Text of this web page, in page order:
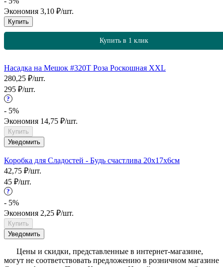
Экономия 3,10 ₽/шт.
Купить
Купить в 1 клик
Насадка на Мешок #320T Роза Роскошная XXL
280,25 ₽/шт.
295 ₽/шт.
?
- 5%
Экономия 14,75 ₽/шт.
Купить
Уведомить
Коробка для Сладостей - Будь счастлива 20х17х6см
42,75 ₽/шт.
45 ₽/шт.
?
- 5%
Экономия 2,25 ₽/шт.
Купить
Уведомить
Цены и скидки, представленные в интернет-магазине,
могут не соответствовать предложению в розничном магазине